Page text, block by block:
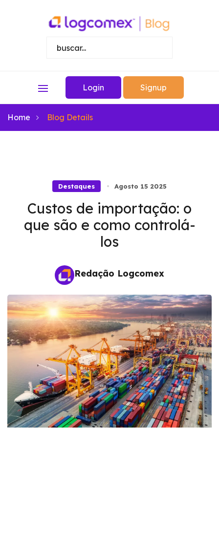
Login Signup
Home Blog Details
Destaques Agosto 15 2025
Custos de importação: o
que são e como controlá-
los
Redação Logcomex